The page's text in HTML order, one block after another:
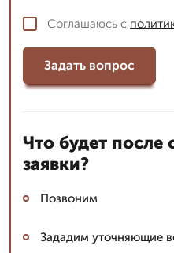
Соглашаюсь с
Задать вопрос
Что будет после
заявки?
Позвоним
Зададим уточняющие